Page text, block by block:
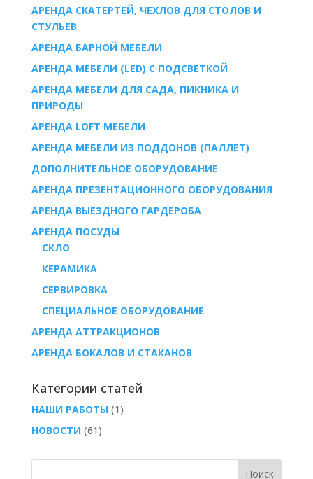
АРЕНДА СКАТЕРТЕЙ, ЧЕХЛОВ ДЛЯ СТОЛОВ И
СТУЛЬЕВ
АРЕНДА БАРНОЙ МЕБЕЛИ
АРЕНДА МЕБЕЛИ (LED) С ПОДСВЕТКОЙ
АРЕНДА МЕБЕЛИ ДЛЯ САДА, ПИКНИКА И
ПРИРОДЫ
АРЕНДА LOFT МЕБЕЛИ
АРЕНДА МЕБЕЛИ ИЗ ПОДДОНОВ (ПАЛЛЕТ)
ДОПОЛНИТЕЛЬНОЕ ОБОРУДОВАНИЕ
АРЕНДА ПРЕЗЕНТАЦИОННОГО ОБОРУДОВАНИЯ
АРЕНДА ВЫЕЗДНОГО ГАРДЕРОБА
AРЕНДА ПОСУДЫ
СКЛО
КЕРАМИКА
СЕРВИРОВКА
СПЕЦИАЛЬНОЕ ОБОРУДОВАНИЕ
АРЕНДА АТТРАКЦИОНОВ
АРЕНДА БОКАЛОВ И СТАКАНОВ
Категории статей
НАШИ РАБОТЫ(1)
НОВОСТИ(61)